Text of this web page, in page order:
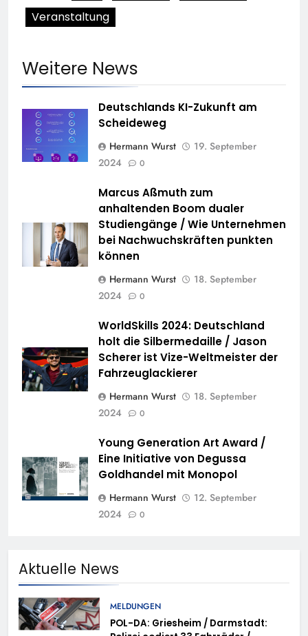
Veranstaltung
Weitere News
Deutschlands KI-Zukunft am
Scheideweg
Hermann Wurst
19. September
2024
0
Marcus Aßmuth zum
anhaltenden Boom dualer
Studiengänge / Wie Unternehmen
bei Nachwuchskräften punkten
können
Hermann Wurst
18. September
2024
0
WorldSkills 2024: Deutschland
holt die Silbermedaille / Jason
Scherer ist Vize-Weltmeister der
Fahrzeuglackierer
Hermann Wurst
18. September
2024
0
Young Generation Art Award /
Eine Initiative von Degussa
Goldhandel mit Monopol
Hermann Wurst
12. September
2024
0
Aktuelle News
MELDUNGEN
POL-DA: Griesheim / Darmstadt: